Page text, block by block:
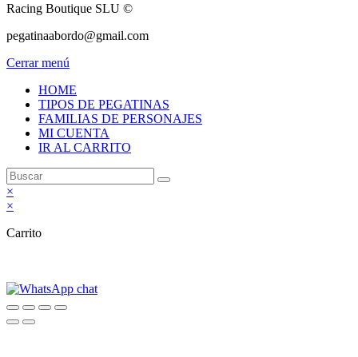
Racing Boutique SLU ©
pegatinaabordo@gmail.com
Cerrar menú
HOME
TIPOS DE PEGATINAS
FAMILIAS DE PERSONAJES
MI CUENTA
IR AL CARRITO
×
×
Carrito